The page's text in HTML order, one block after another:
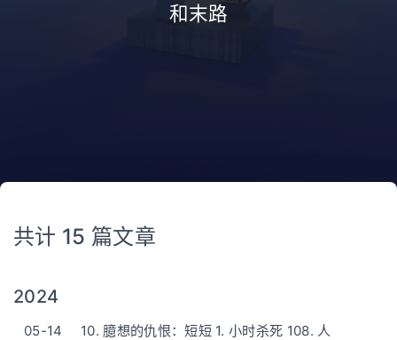
和末路
共计 15 篇文章
2024
05-14
10. 臆想的仇恨：短短 1. 小时杀死 108. 人